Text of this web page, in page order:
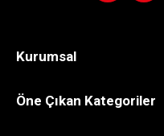
Kurumsal
Öne Çıkan Kategoriler